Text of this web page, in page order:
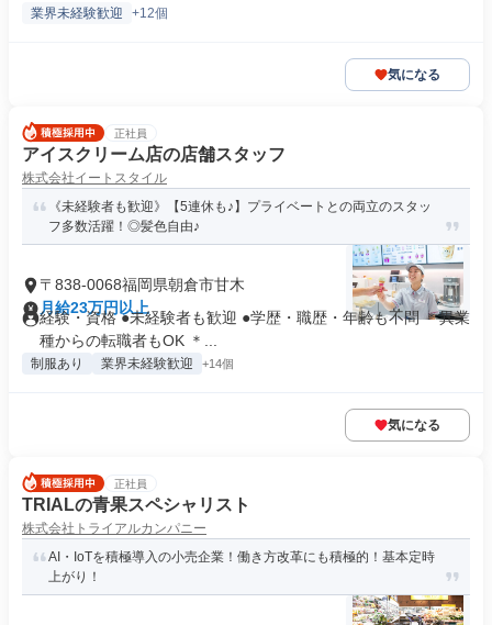
業界未経験歓迎 +12個
気になる
正社員
アイスクリーム店の店舗スタッフ
株式会社イートスタイル
《未経験者も歓迎》【5連休も♪】プライベートとの両立のスタッ
フ多数活躍！◎髪色自由♪
〒838-0068福岡県朝倉市甘木
月給23万円以上
経験・資格 ●未経験者も歓迎 ●学歴・職歴・年齢も不問 ＊異業
種からの転職者もOK ＊...
制服あり 業界未経験歓迎 +14個
気になる
正社員
TRIALの青果スペシャリスト
株式会社トライアルカンパニー
AI・IoTを積極導入の小売企業！働き方改革にも積極的！基本定時
上がり！